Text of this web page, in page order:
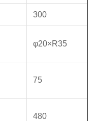
300
φ20×R35
75
480